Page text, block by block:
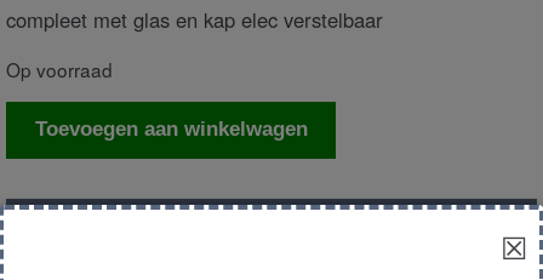
compleet met glas en kap elec verstelbaar
Op voorraad
Spiegel
aantal
Toevoegen aan winkelwagen
☒